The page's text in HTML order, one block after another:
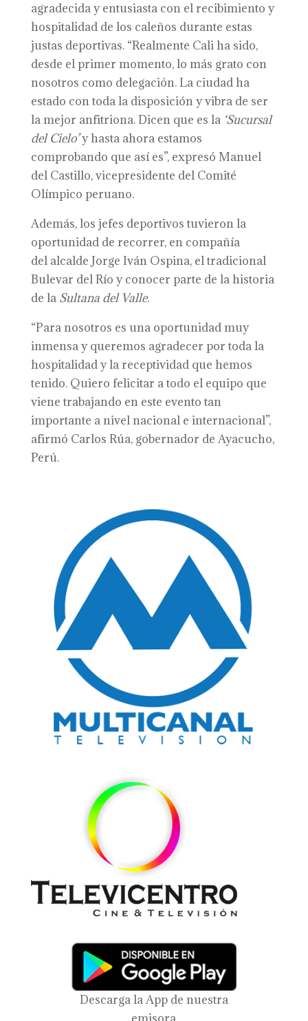
agradecida y entusiasta con el recibimiento y
hospitalidad de los caleños durante estas
justas deportivas. “Realmente Cali ha sido,
desde el primer momento, lo más grato con
nosotros como delegación. La ciudad ha
estado con toda la disposición y vibra de ser
la mejor anfitriona. Dicen que es la ‘Sucursal
delCielo’y hasta ahora estamos
comprobando que así es”, expresó Manuel
del Castillo, vicepresidente del Comité
Olímpico peruano.
Además, los jefes deportivos tuvieron la
oportunidad de recorrer, en compañía
del alcalde Jorge Iván Ospina, el tradicional
Bulevar del Río y conocer parte de la historia
de la Sultana del Valle.
“Para nosotros es una oportunidad muy
inmensa y queremos agradecer por toda la
hospitalidad y la receptividad que hemos
tenido. Quiero felicitar a todo el equipo que
viene trabajando en este evento tan
importante a nivel nacional e internacional”,
afirmó Carlos Rúa, gobernador de Ayacucho,
Perú.
Descarga la App de nuestra